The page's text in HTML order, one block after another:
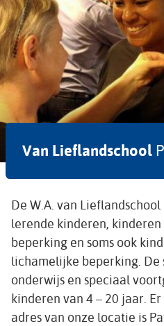
Van Lieflandschool
De W.A. van
lerende kinderen,
beperking en soms ook
lichamelijke beperking. De
onderwijs en speciaal
kinderen van 4 – 20 jaar.
adres van onze locatie is